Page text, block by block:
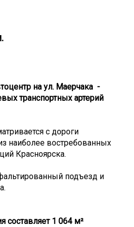
на ул. Маерчака -
транспортных артерий
с дороги
наиболее востребованных
Красноярска.
подъезд и
составляет 1 064 м²